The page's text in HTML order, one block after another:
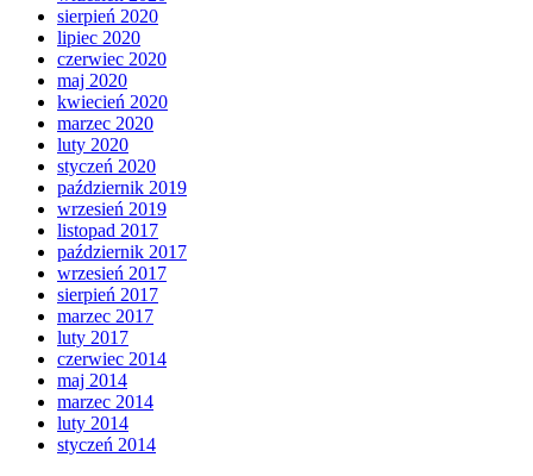
sierpień 2020
lipiec 2020
czerwiec 2020
maj 2020
kwiecień 2020
marzec 2020
luty 2020
styczeń 2020
październik 2019
wrzesień 2019
listopad 2017
październik 2017
wrzesień 2017
sierpień 2017
marzec 2017
luty 2017
czerwiec 2014
maj 2014
marzec 2014
luty 2014
styczeń 2014